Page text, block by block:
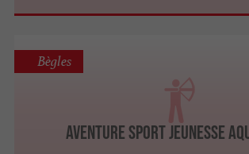
Aventure Sport Jeunesse
Bègles